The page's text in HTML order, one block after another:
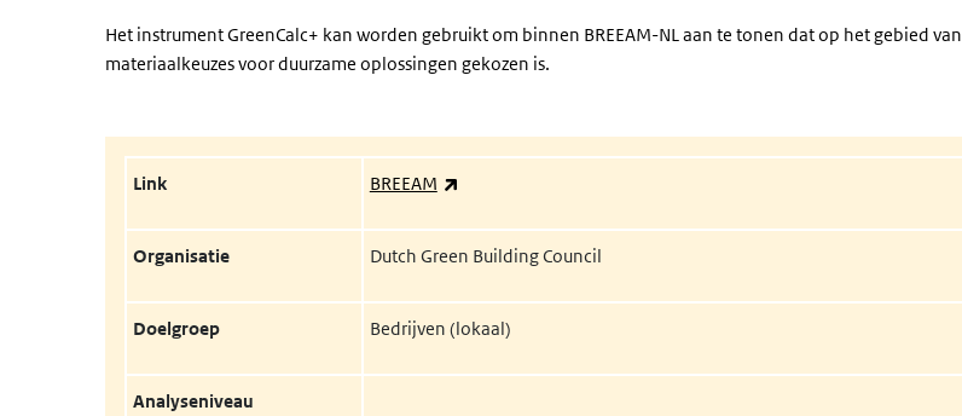
Het instrument GreenCalc+ kan worden gebruikt om binnen BREEAM-NL aan te tonen dat op het gebied van
materiaalkeuzes voor duurzame oplossingen gekozen is.
Link BREEAM
Organisatie Dutch Green Building Council
Doelgroep Bedrijven (lokaal)
Analyseniveau